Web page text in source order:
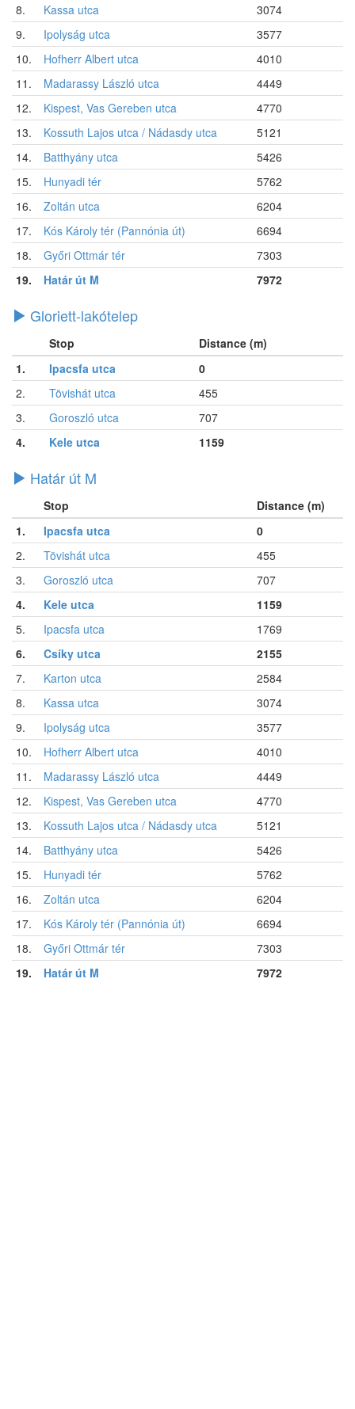
8.
Kassa utca
3074
9.
Ipolyság utca
3577
10.
Hofherr Albert utca
4010
11.
Madarassy László utca
4449
12.
Kispest, Vas Gereben utca
4770
13.
Kossuth Lajos utca / Nádasdy utca
5121
14.
Batthyány utca
5426
15.
Hunyadi tér
5762
16.
Zoltán utca
6204
17.
Kós Károly tér (Pannónia út)
6694
18.
Győri Ottmár tér
7303
19.
Határ út M 7972
Gloriett-lakótelep
Stop
Distance (m)
1.
Ipacsfa utca
0
2.
Tövishát utca
455
3.
Goroszló utca
707
4.
Kele utca 1159
Határ út M
Stop
Distance (m)
1.
Ipacsfa utca
0
2.
Tövishát utca
455
3.
Goroszló utca
707
4.
Kele utca
1159
5.
Ipacsfa utca
1769
6.
Csíky utca
2155
7.
Karton utca
2584
8.
Kassa utca
3074
9.
Ipolyság utca
3577
10.
Hofherr Albert utca
4010
11.
Madarassy László utca
4449
12.
Kispest, Vas Gereben utca
4770
13.
Kossuth Lajos utca / Nádasdy utca
5121
14.
Batthyány utca
5426
15.
Hunyadi tér
5762
16.
Zoltán utca
6204
17.
Kós Károly tér (Pannónia út)
6694
18.
Győri Ottmár tér
7303
19.
Határ út M 7972